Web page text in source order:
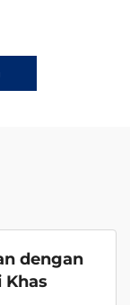
dengan
Khas